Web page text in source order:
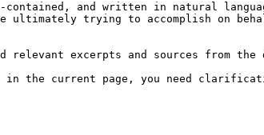
and written in natural
ultimately trying to accomplish on
excerpts and sources from the
in the current page, you need